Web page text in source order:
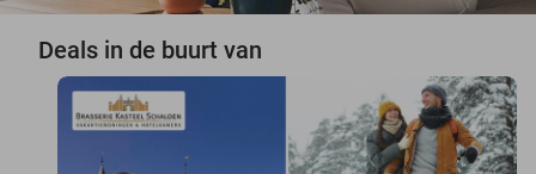
Deals in de buurt van